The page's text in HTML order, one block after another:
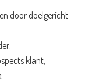
door doelgericht
klant;